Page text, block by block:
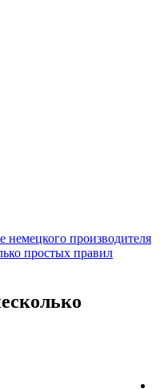
немецкого производителя
простых правил